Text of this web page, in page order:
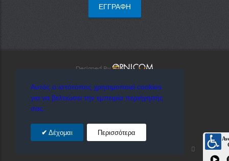
Designed By
Αυτός ο ιστότοπος χρησιμοποιεί cookies
για να βελτιώσει την εμπειρία περιήγησής
σας.
Δέχομαι Περισσότερα